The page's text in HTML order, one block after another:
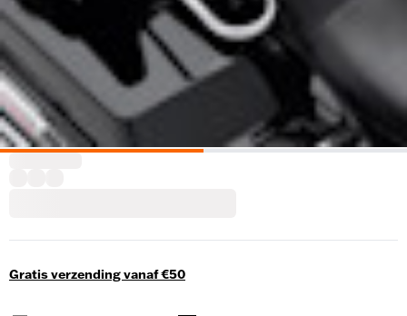
Gratis verzending vanaf €50